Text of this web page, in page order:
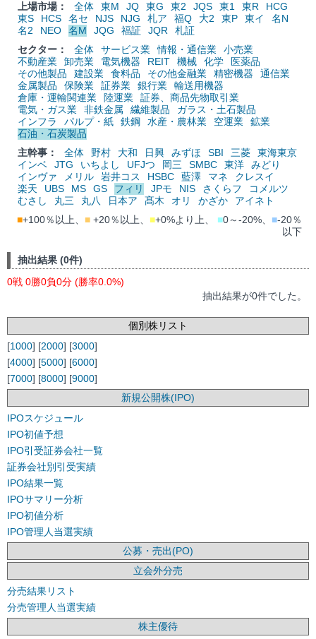
上場市場：
全体 東M JQ 東G 東2 JQS 東1 東R
HCG
東S
HCS 名セ NJS NJG 札ア 福Q 大2 東P 東イ
名N
名2
NEO 名M JQG 福証 JQR
札証
セクター：
全体 サービス業 情報・通信業
小売業
不動産業
卸売業 電気機器 REIT 機械 化学
医薬品
その他製品
建設業 食料品 その他金融業 精密機器
通信業
金属製品
保険業 証券業 銀行業
輸送用機器
倉庫・運輸関連業
陸運業
証券、商品先物取引業
電気・ガス業
非鉄金属 繊維製品
ガラス・土石製品
インフラ
パルプ・紙 鉄鋼 水産・農林業 空運業
鉱業
石油・石炭製品
主幹事：
全体 野村 大和 日興 みずほ SBI 三菱
東海東京
インベ
JTG いちよし UFJつ 岡三 SMBC 東洋
みどり
インヴァ
メリル 岩井コス HSBC 藍澤 マネ
クレスイ
楽天
UBS MS GS フィリ JPモ NIS さくらフ
コメルツ
むさし
丸三 丸八 日本ア 髙木 オリ かざか
アイネト
■+100％以上、 ■ +20％以上、 ■+0%より上、 ■0～-20%、 ■-20％
以下
抽出結果 (0件)
0戦 0勝0負0分 (勝率0.0%)
抽出結果が0件でした。
個別株リスト
[1000] [2000] [3000]
[4000] [5000] [6000]
[7000] [8000] [9000]
新規公開株(IPO)
IPOスケジュール
IPO初値予想
IPO引受証券会社一覧
証券会社別引受実績
IPO結果一覧
IPOサマリー分析
IPO初値分析
IPO管理人当選実績
公募・売出(PO)
立会外分売
分売結果リスト
分売管理人当選実績
株主優待